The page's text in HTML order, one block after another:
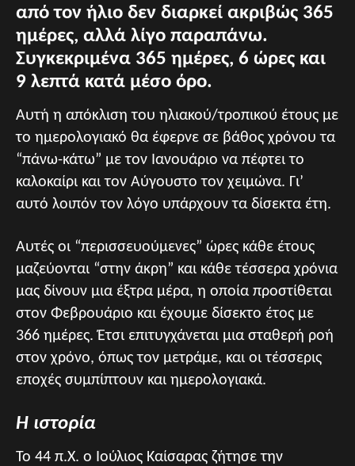
από τον ήλιο δεν διαρκεί ακριβώς 365
ημέρες, αλλά λίγο παραπάνω.
Συγκεκριμένα 365 ημέρες, 6 ώρες και
9 λεπτά κατά μέσο όρο.
Αυτή η απόκλιση του ηλιακού/τροπικού έτους με
το ημερολογιακό θα έφερνε σε βάθος χρόνου τα
“πάνω-κάτω” με τον Ιανουάριο να πέφτει το
καλοκαίρι και τον Αύγουστο τον χειμώνα. Γι’
αυτό λοιπόν τον λόγο υπάρχουν τα δίσεκτα έτη.
Αυτές οι “περισσευούμενες” ώρες κάθε έτους
μαζεύονται “στην άκρη” και κάθε τέσσερα χρόνια
μας δίνουν μια έξτρα μέρα, η οποία προστίθεται
στον Φεβρουάριο και έχουμε δίσεκτο έτος με
366 ημέρες. Έτσι επιτυγχάνεται μια σταθερή ροή
στον χρόνο, όπως τον μετράμε, και οι τέσσερις
εποχές συμπίπτουν και ημερολογιακά.
Η ιστορία
Το 44 π.Χ. ο Ιούλιος Καίσαρας ζήτησε την